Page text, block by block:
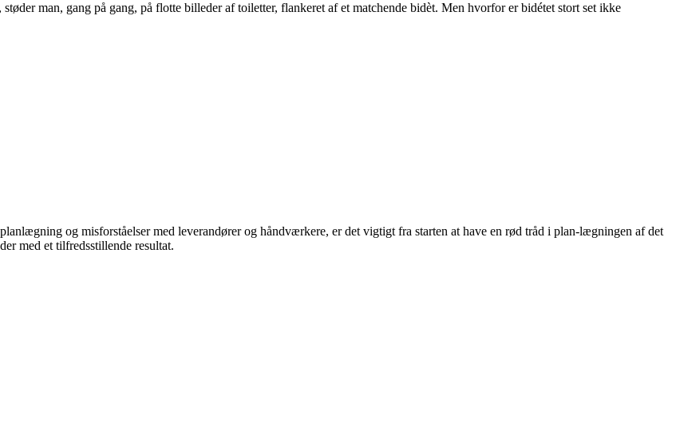
man, gang på gang, på flotte billeder af toiletter, flankeret af et matchende bidèt. Men hvorfor er bidétet stort set ikke
og misforståelser med leverandører og håndværkere, er det vigtigt fra starten at have en rød tråd i plan-lægningen af det
med et tilfredsstillende resultat.